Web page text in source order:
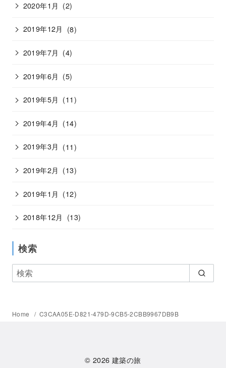
2020年1月 (2)
2019年12月 (8)
2019年7月 (4)
2019年6月 (5)
2019年5月 (11)
2019年4月 (14)
2019年3月 (11)
2019年2月 (13)
2019年1月 (12)
2018年12月 (13)
検索
Home C3CAA05E-D821-479D-9CB5-2CBB9967DB9B
© 2026建築の旅